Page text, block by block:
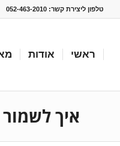
טלפון ליצירת קשר: 052-463-2010
ראשי אודות
איך